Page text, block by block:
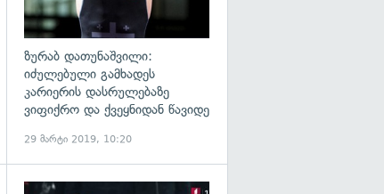
ზურაბ დათუნაშვილი:
იძულებული გამხადეს
კარიერის დასრულებაზე
ვიფიქრო და ქვეყნიდან წავიდე
29 მარტი 2019, 10:20